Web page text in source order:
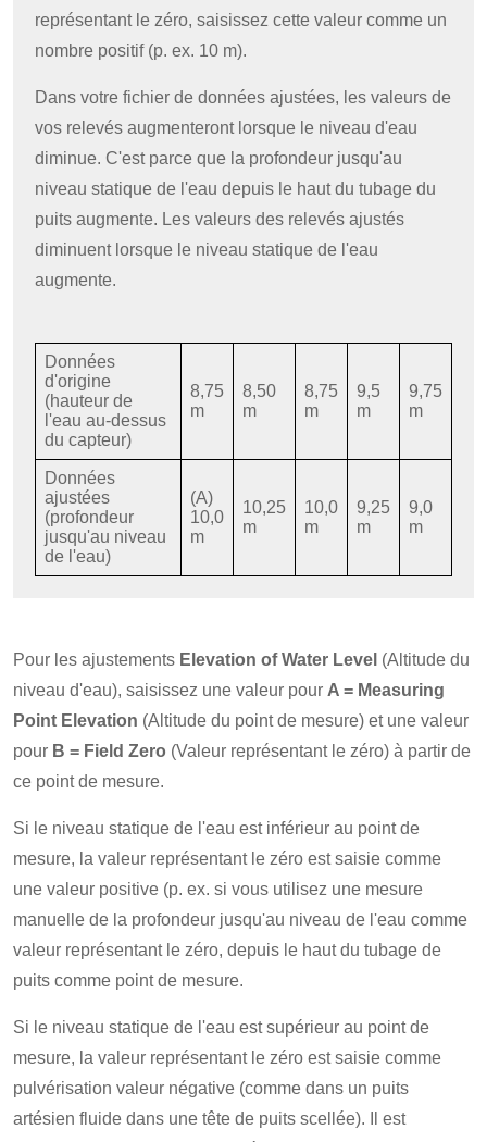
représentant le zéro, saisissez cette valeur comme un
nombre positif (p. ex. 10 m).
Dans votre fichier de données ajustées, les valeurs de
vos relevés augmenteront lorsque le niveau d'eau
diminue. C'est parce que la profondeur jusqu'au
niveau statique de l'eau depuis le haut du tubage du
puits augmente. Les valeurs des relevés ajustés
diminuent lorsque le niveau statique de l'eau
augmente.
Données
d'origine
(hauteur de
l'eau au-dessus
du capteur)
8,75
m
8,50
m
8,75
m
9,5
m
9,75
m
Données
ajustées
(profondeur
jusqu'au niveau
de l'eau)
(A)
10,0
m
10,25
m
10,0
m
9,25
m
9,0
m
Pour les ajustements Elevation of Water Level (Altitude du
niveau d'eau), saisissez une valeur pour A = Measuring
Point Elevation (Altitude du point de mesure) et une valeur
pour B = Field Zero (Valeur représentant le zéro) à partir de
ce point de mesure.
Si le niveau statique de l'eau est inférieur au point de
mesure, la valeur représentant le zéro est saisie comme
une valeur positive (p. ex. si vous utilisez une mesure
manuelle de la profondeur jusqu'au niveau de l'eau comme
valeur représentant le zéro, depuis le haut du tubage de
puits comme point de mesure.
Si le niveau statique de l'eau est supérieur au point de
mesure, la valeur représentant le zéro est saisie comme
pulvérisation valeur négative (comme dans un puits
artésien fluide dans une tête de puits scellée). Il est